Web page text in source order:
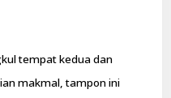
tempat kedua dan
makmal, tampon ini